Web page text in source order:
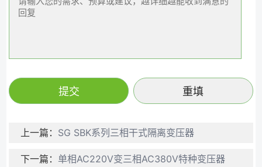
上一篇： SG SBK系列三相干式隔离变压器
下一篇： 单相AC220V变三相AC380V特种变压器